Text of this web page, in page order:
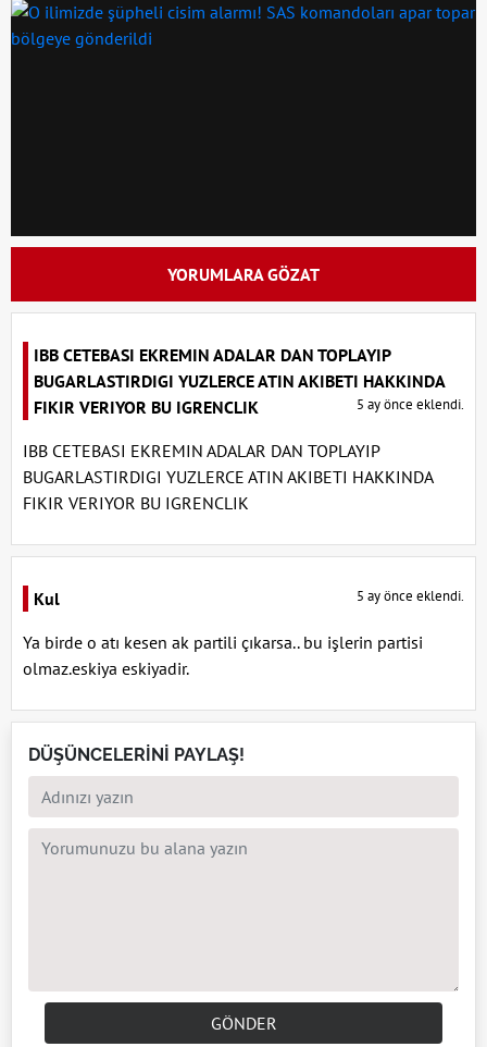
YORUMLARA GÖZAT
IBB CETEBASI EKREMIN ADALAR DAN TOPLAYIP
BUGARLASTIRDIGI YUZLERCE ATIN AKIBETI HAKKINDA
FIKIR VERIYOR BU IGRENCLIK
5 ay önce eklendi.
IBB CETEBASI EKREMIN ADALAR DAN TOPLAYIP
BUGARLASTIRDIGI YUZLERCE ATIN AKIBETI HAKKINDA
FIKIR VERIYOR BU IGRENCLIK
Kul 5 ay önce eklendi.
Ya birde o atı kesen ak partili çıkarsa.. bu işlerin partisi
olmaz.eskiya eskiyadir.
DÜŞÜNCELERİNİ PAYLAŞ!
GÖNDER